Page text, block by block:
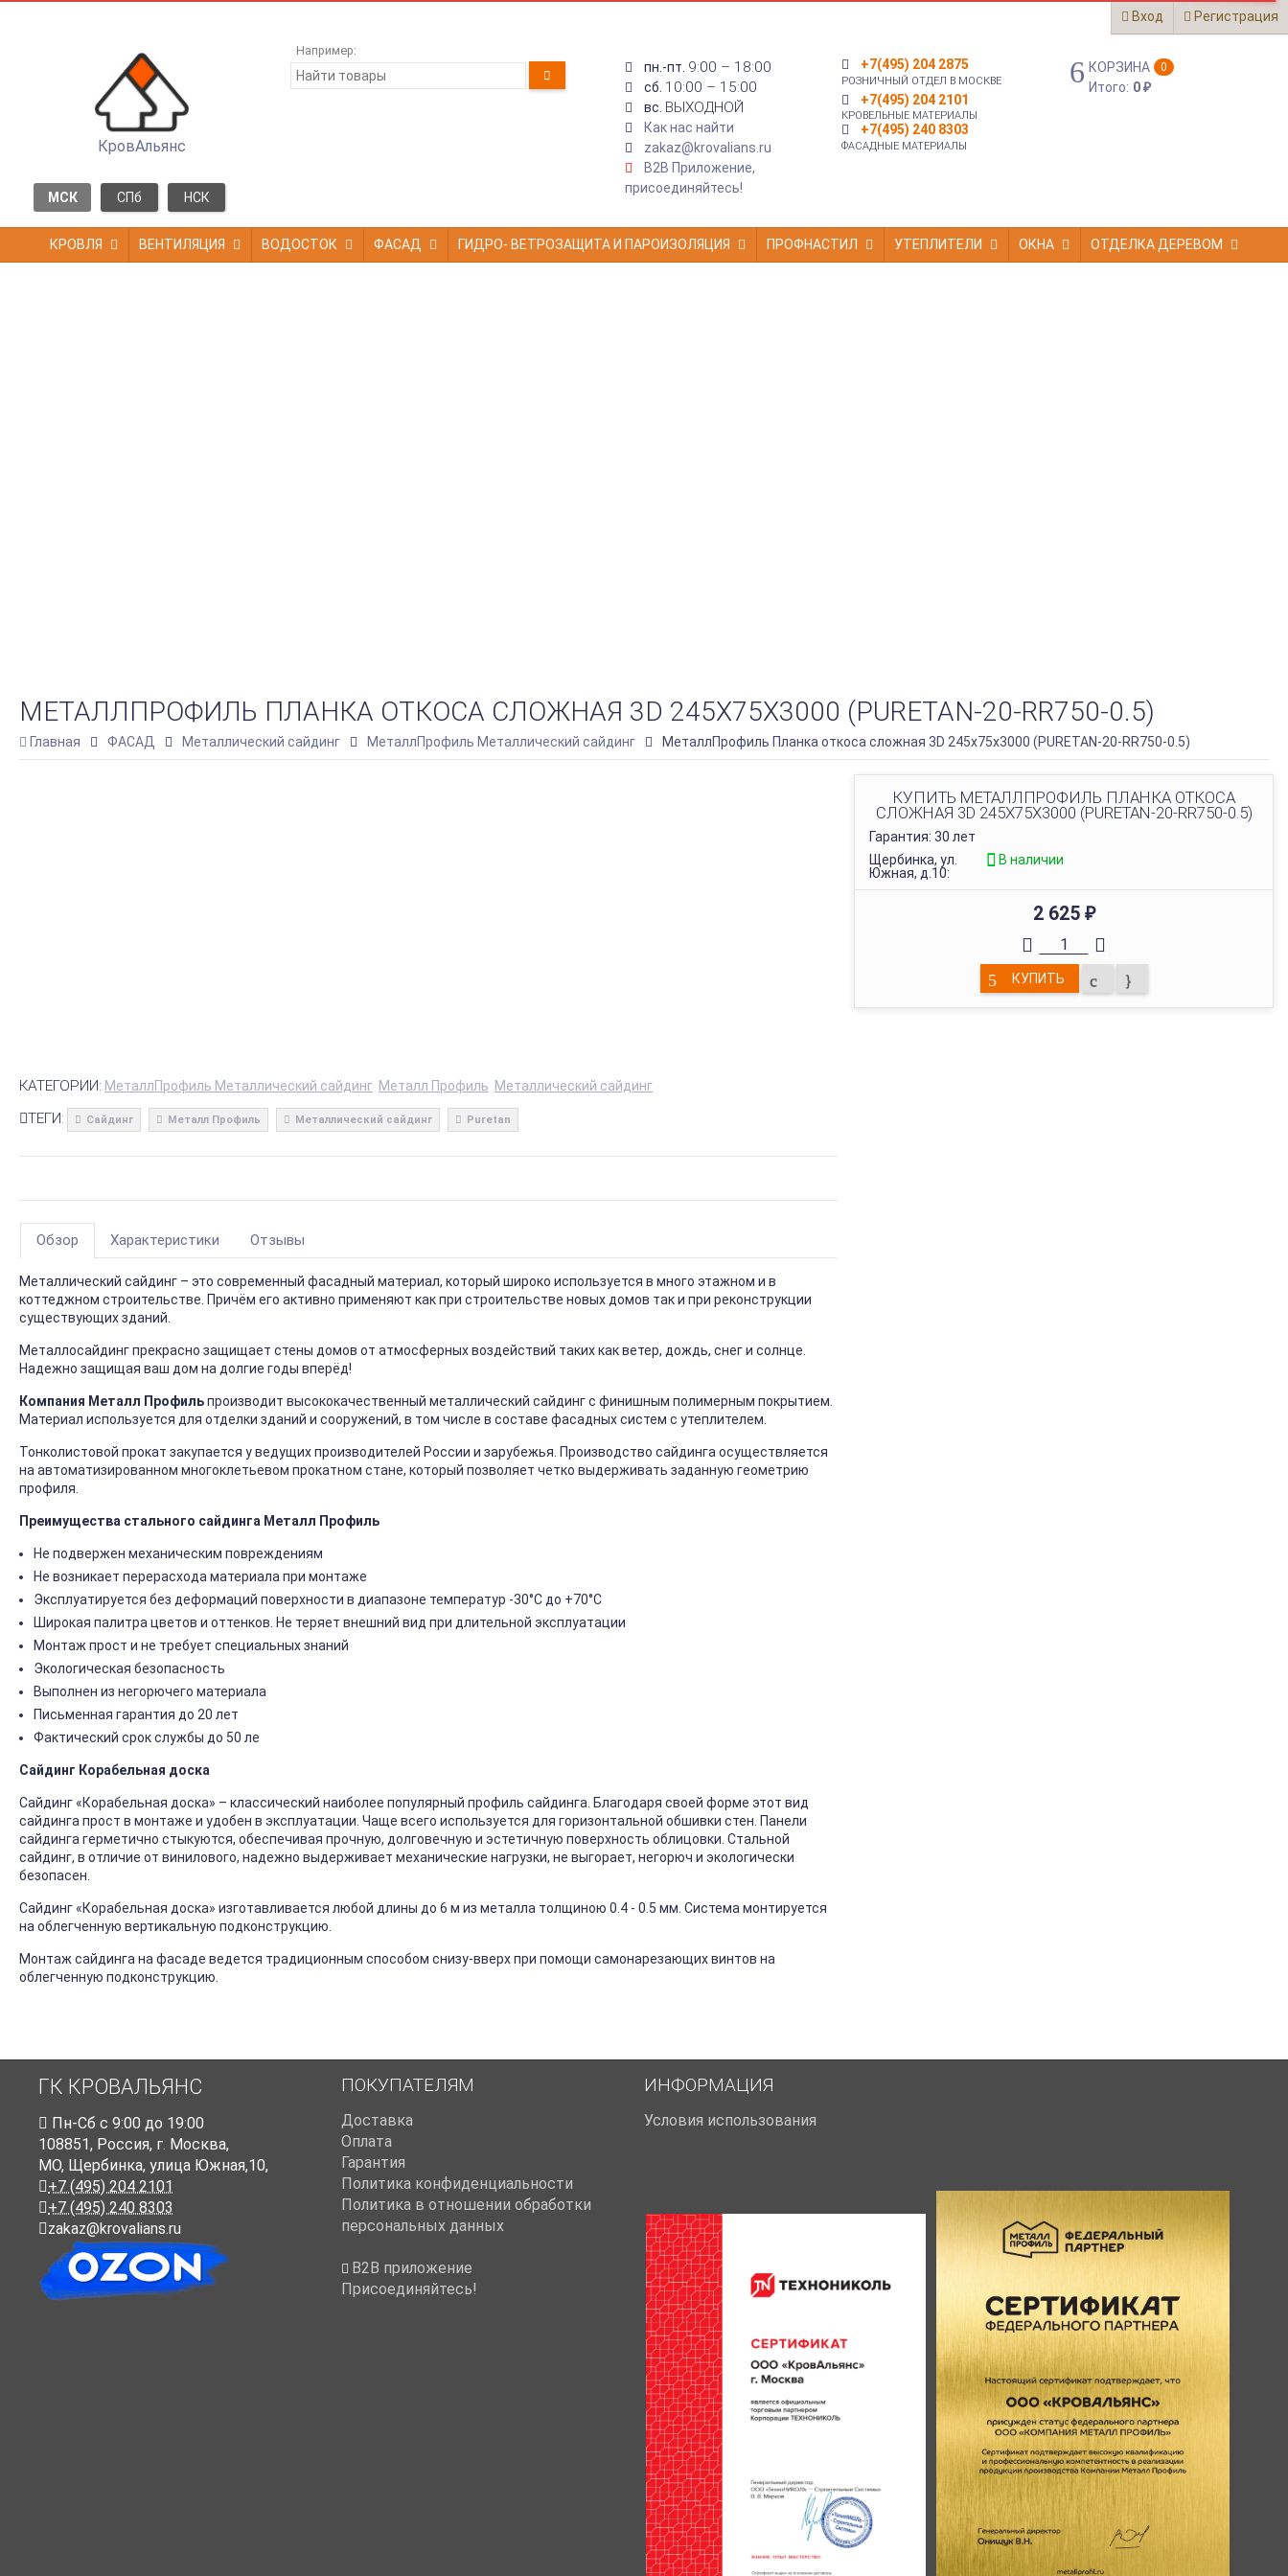
Вход Регистрация
КровАльянс
МСК СПб НСК
Например:
пн.-пт. 9:00 – 18:00
сб. 10:00 – 15:00
вс. ВЫХОДНОЙ
Как нас найти
zakaz@krovalians.ru
B2B Приложение,
присоединяйтесь!
+7(495) 204 2875
РОЗНИЧНЫЙ ОТДЕЛ В МОСКВЕ
+7(495) 204 2101
КРОВЕЛЬНЫЕ МАТЕРИАЛЫ
+7(495) 240 8303
ФАСАДНЫЕ МАТЕРИАЛЫ
КОРЗИНА 0
Итого: 0₽
КРОВЛЯ ВЕНТИЛЯЦИЯ ВОДОСТОК ФАСАД ГИДРО- ВЕТРОЗАЩИТА И ПАРОИЗОЛЯЦИЯ ПРОФНАСТИЛ УТЕПЛИТЕЛИ ОКНА ОТДЕЛКА ДЕРЕВОМ
МЕТАЛЛПРОФИЛЬ ПЛАНКА ОТКОСА СЛОЖНАЯ 3D 245Х75Х3000 (PURETAN-20-RR750-0.5)
Главная ФАСАД Металлический сайдинг МеталлПрофиль Металлический сайдинг МеталлПрофиль Планка откоса сложная 3D 245х75х3000 (PURETAN-20-RR750-0.5)
КУПИТЬ МЕТАЛЛПРОФИЛЬ ПЛАНКА ОТКОСА
СЛОЖНАЯ 3D 245Х75Х3000 (PURETAN-20-RR750-0.5)
Гарантия: 30 лет
Щербинка, ул.
Южная, д.10:
В наличии
2 625 ₽
КУПИТЬ
КАТЕГОРИИ: МеталлПрофиль Металлический сайдинг Металл Профиль Металлический сайдинг
ТЕГИ: Сайдинг Металл Профиль Металлический сайдинг Puretan
Обзор Характеристики Отзывы
Металлический сайдинг – это современный фасадный материал, который широко используется в много этажном и в
коттеджном строительстве. Причём его активно применяют как при строительстве новых домов так и при реконструкции
существующих зданий.
Металлосайдинг прекрасно защищает стены домов от атмосферных воздействий таких как ветер, дождь, снег и солнце.
Надежно защищая ваш дом на долгие годы вперёд!
Компания Металл Профильпроизводит высококачественный металлический сайдинг с финишным полимерным покрытием.
Материал используется для отделки зданий и сооружений, в том числе в составе фасадных систем с утеплителем.
Тонколистовой прокат закупается у ведущих производителей России и зарубежья. Производство сайдинга осуществляется
на автоматизированном многоклетьевом прокатном стане, который позволяет четко выдерживать заданную геометрию
профиля.
Преимущества стального сайдинга Металл Профиль
Не подвержен механическим повреждениям
Не возникает перерасхода материала при монтаже
Эксплуатируется без деформаций поверхности в диапазоне температур -30°C до +70°C
Широкая палитра цветов и оттенков. Не теряет внешний вид при длительной эксплуатации
Монтаж прост и не требует специальных знаний
Экологическая безопасность
Выполнен из негорючего материала
Письменная гарантия до 20 лет
Фактический срок службы до 50 ле
Сайдинг Корабельная доска
Сайдинг «Корабельная доска» – классический наиболее популярный профиль сайдинга. Благодаря своей форме этот вид
сайдинга прост в монтаже и удобен в эксплуатации. Чаще всего используется для горизонтальной обшивки стен. Панели
сайдинга герметично стыкуются, обеспечивая прочную, долговечную и эстетичную поверхность облицовки. Стальной
сайдинг, в отличие от винилового, надежно выдерживает механические нагрузки, не выгорает, негорюч и экологически
безопасен.
Сайдинг «Корабельная доска» изготавливается любой длины до 6 м из металла толщиною 0.4 - 0.5 мм. Система монтируется
на облегченную вертикальную подконструкцию.
Монтаж сайдинга на фасаде ведется традиционным способом снизу-вверх при помощи самонарезающих винтов на
облегченную подконструкцию.
ГК КРОВАЛЬЯНС
Пн-Cб с 9:00 до 19:00
108851, Россия, г. Москва,
МО, Щербинка, улица Южная,10,
+7 (495) 204 2101
+7 (495) 240 8303
zakaz@krovalians.ru
ПОКУПАТЕЛЯМ
Доставка
Оплата
Гарантия
Политика конфиденциальности
Политика в отношении обработки
персональных данных
B2B приложение
Присоединяйтесь!
ИНФОРМАЦИЯ
Условия использования